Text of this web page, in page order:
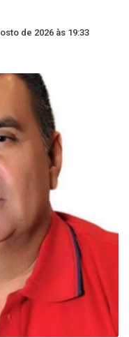
de 2026 às 19:33